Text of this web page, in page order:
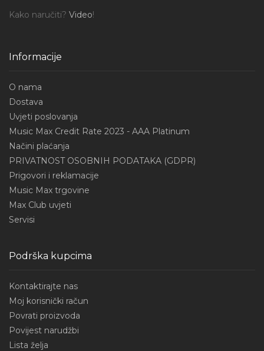
Kako naručiti? Video!
Informacije
O nama
Dostava
Uvjeti poslovanja
Music Max Credit Rate 2023 - AAA Platinum
Načini plaćanja
PRIVATNOST OSOBNIH PODATAKA (GDPR)
Prigovori i reklamacije
Music Max trgovine
Max Club uvjeti
Servisi
Podrška kupcima
Kontaktirajte nas
Moj korisnički račun
Povrati proizvoda
Povijest narudžbi
Lista želja